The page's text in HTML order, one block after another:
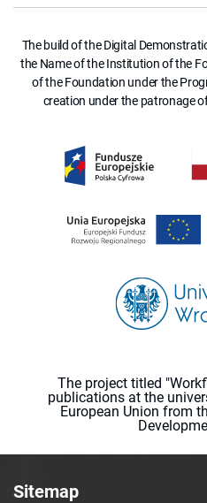
The build of the Digital
the Name of the Institution of the
of the Foundation under the
creation under the patronage
The project titled
publications at the
European Union from
Sitemap